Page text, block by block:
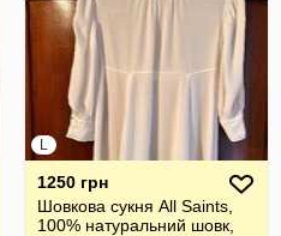
L
1250 грн
Шовкова cукня All Saints,
100% натуральний шовк,